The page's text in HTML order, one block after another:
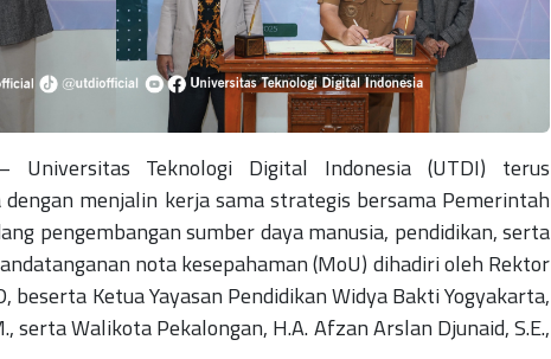
Teknologi Digital Indonesia (UTDI) terus
menjalin kerja sama strategis bersama Pemerintah
pengembangan sumber daya manusia, pendidikan, serta
nota kesepahaman (MoU) dihadiri oleh Rektor
beserta Ketua Yayasan Pendidikan Widya Bakti Yogyakarta,
serta Walikota Pekalongan, H.A. Afzan Arslan Djunaid, S.E.,